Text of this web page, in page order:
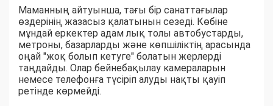
Маманның айтуынша, тағы бір санаттағылар
өздерінің жазасыз қалатынын сезеді. Көбіне
мұндай еркектер адам лық толы автобустарды,
метроны, базарларды және көпшіліктің арасында
оңай "жоқ болып кетуге" болатын жерлерді
таңдайды. Олар бейнебақылау камераларын
немесе телефонға түсіріп алуды нақты қауіп
ретінде көрмейді.